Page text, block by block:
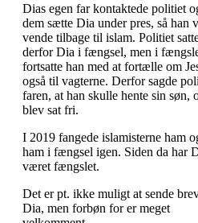
Dias egen far kontaktede politiet
dem sætte Dia under pres, så han
vende tilbage til islam. Politiet
derfor Dia i fængsel, men i
fortsatte han med at fortælle om
også til vagterne. Derfor sagde
faren, at han skulle hente sin søn,
blev sat fri.
I 2019 fangede islamisterne ham
ham i fængsel igen. Siden da har
været fængslet.
Det er pt. ikke muligt at sende
Dia, men forbøn for er meget